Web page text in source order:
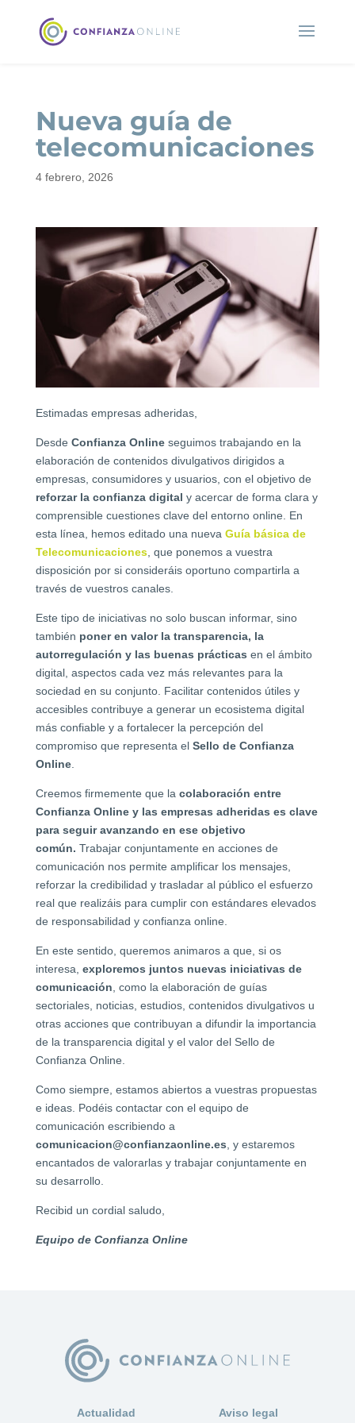
Nueva guía de
telecomunicaciones
4 febrero, 2026
Estimadas empresas adheridas,
Desde Confianza Onlineseguimos trabajando en la
elaboración de contenidos divulgativos dirigidos a
empresas, consumidores y usuarios, con el objetivo de
reforzar la confianza digital y acercar de forma clara y
comprensible cuestiones clave del entorno online. En
esta línea, hemos editado una nueva Guía básica de
Telecomunicaciones, que ponemos a vuestra
disposición por si consideráis oportuno compartirla a
través de vuestros canales.
Este tipo de iniciativas no solo buscan informar, sino
también poner en valor la transparencia, la
autorregulación y las buenas prácticas en el ámbito
digital, aspectos cada vez más relevantes para la
sociedad en su conjunto. Facilitar contenidos útiles y
accesibles contribuye a generar un ecosistema digital
más confiable y a fortalecer la percepción del
compromiso que representa el Sello de Confianza
Online.
Creemos firmemente que la colaboración entre
Confianza Online y las empresas adheridas es clave
para seguir avanzando en ese objetivo
común. Trabajar conjuntamente en acciones de
comunicación nos permite amplificar los mensajes,
reforzar la credibilidad y trasladar al público el esfuerzo
real que realizáis para cumplir con estándares elevados
de responsabilidad y confianza online.
En este sentido, queremos animaros a que, si os
interesa, exploremos juntos nuevas iniciativas de
comunicación , como la elaboración de guías
sectoriales, noticias, estudios, contenidos divulgativos u
otras acciones que contribuyan a difundir la importancia
de la transparencia digital y el valor del Sello de
Confianza Online.
Como siempre, estamos abiertos a vuestras propuestas
e ideas. Podéis contactar con el equipo de
comunicación escribiendo a
comunicacion@confianzaonline.es , y estaremos
encantados de valorarlas y trabajar conjuntamente en
su desarrollo.
Recibid un cordial saludo,
Equipo de Confianza Online
Actualidad Aviso legal